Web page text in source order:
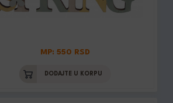
MP: 550 RSD
DODAJTE U KORPU